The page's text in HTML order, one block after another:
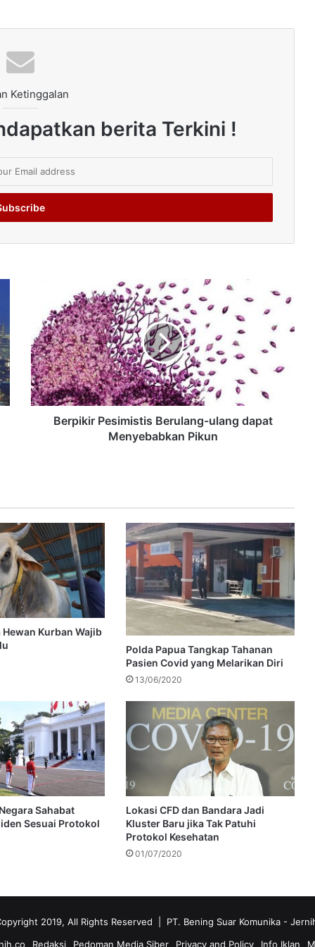
Ketinggalan
berita Terkini !
Berpikir Pesimistis Berulang-ulang dapat
Menyebabkan Pikun
Kurban Wajib
Polda Papua Tangkap Tahanan
Pasien Covid yang Melarikan Diri
13/06/2020
Sahabat
Sesuai Protokol
Lokasi CFD dan Bandara Jadi
Kluster Baru jika Tak Patuhi
Protokol Kesehatan
01/07/2020
2019, All Rights Reserved | PT. Bening Suar Komunika -
Redaksi Pedoman Media Siber Privacy and Policy Info Iklan